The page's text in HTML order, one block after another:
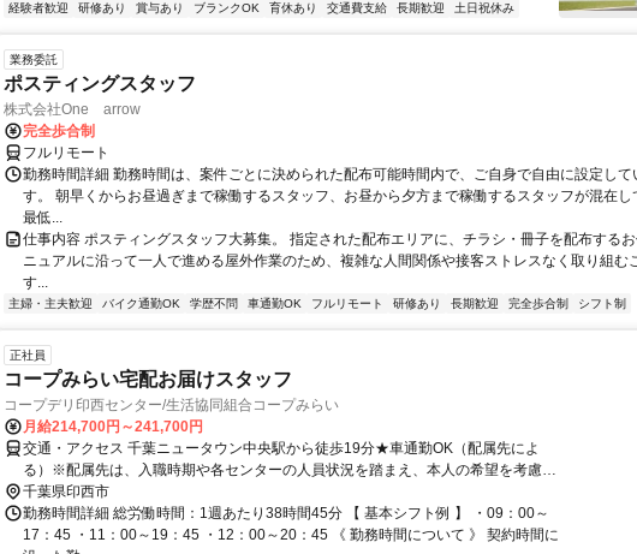
経験者歓迎
研修あり 賞与あり ブランクOK 育休あり 交通費支給 長期歓迎 土日祝休み
業務委託
ポスティングスタッフ
株式会社One arrow
完全歩合制
フルリモート
勤務時間詳細 勤務時間は、案件ごとに決められた配布可能時間内で、ご自身で自由に設定して
す。 朝早くからお昼過ぎまで稼働するスタッフ、お昼から夕方まで稼働するスタッフが混在し
最低...
仕事内容 ポスティングスタッフ大募集。 指定された配布エリアに、チラシ・冊子を配布する
ニュアルに沿って一人で進める屋外作業のため、複雑な人間関係や接客ストレスなく取り組む
す...
主婦・主夫歓迎 バイク通勤OK 学歴不問 車通勤OK フルリモート 研修あり 長期歓迎 完全歩合制 シフト制
正社員
コープみらい宅配お届けスタッフ
コープデリ印西センター/生活協同組合コープみらい
月給214,700円～241,700円
交通・アクセス 千葉ニュータウン中央駅から徒歩19分★車通勤OK（配属先によ
る）※配属先は、入職時期や各センターの人員状況を踏まえ、本人の希望を考慮し
た上で、募集場所を含む通勤可能な範囲のセンターから決定します。
千葉県印西市
勤務時間詳細 総労働時間：1週あたり38時間45分 【 基本シフト例 】 ・09：00～
17：45 ・11：00～19：45 ・12：00～20：45 《 勤務時間について 》 契約時間に